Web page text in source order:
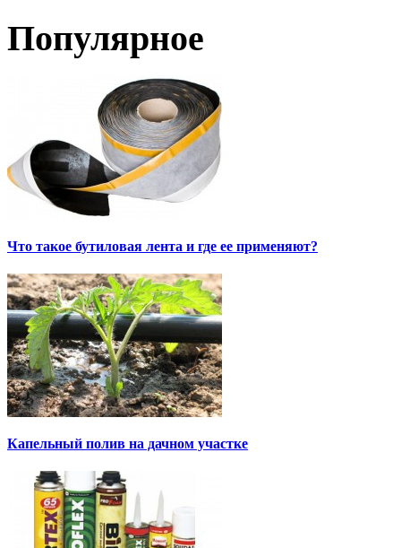
Популярное
Что такое бутиловая лента и где ее применяют?
Капельный полив на дачном участке